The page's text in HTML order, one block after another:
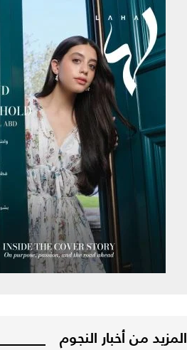
المزيد من أخبار النجوم